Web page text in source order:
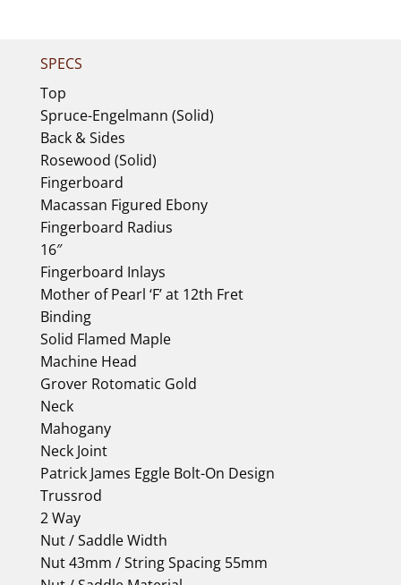
SPECS
Top
Spruce-Engelmann (Solid)
Back & Sides
Rosewood (Solid)
Fingerboard
Macassan Figured Ebony
Fingerboard Radius
16″
Fingerboard Inlays
Mother of Pearl ‘F’ at 12th Fret
Binding
Solid Flamed Maple
Machine Head
Grover Rotomatic Gold
Neck
Mahogany
Neck Joint
Patrick James Eggle Bolt-On Design
Trussrod
2 Way
Nut / Saddle Width
Nut 43mm / String Spacing 55mm